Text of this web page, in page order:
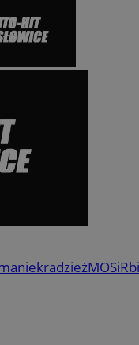
kradzieżMOSiR